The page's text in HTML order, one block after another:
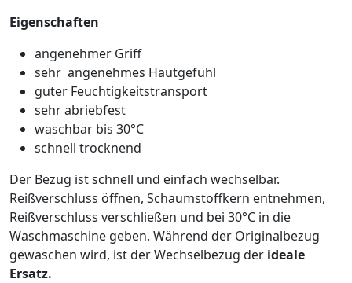
Eigenschaften
angenehmer Griff
sehr angenehmes Hautgefühl
guter Feuchtigkeitstransport
sehr abriebfest
waschbar bis 30°C
schnell trocknend
Der Bezug ist schnell und einfach wechselbar.
Reißverschluss öffnen, Schaumstoffkern entnehmen,
Reißverschluss verschließen und bei 30°C in die
Waschmaschine geben. Während der Originalbezug
gewaschen wird, ist der Wechselbezug der ideale
Ersatz.